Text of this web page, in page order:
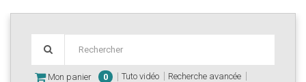
Mon panier 0 Tuto vidéo
Recherche avancée